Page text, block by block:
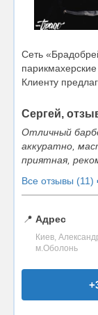
Сеть
Клиенту
Сергей,
Отличный
аккуратно,
приятная,
Все отзывы
📍 Адрес
Киев,
м.Оболонь